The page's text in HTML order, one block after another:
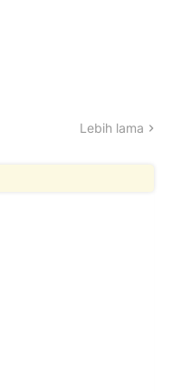
Lebih lama